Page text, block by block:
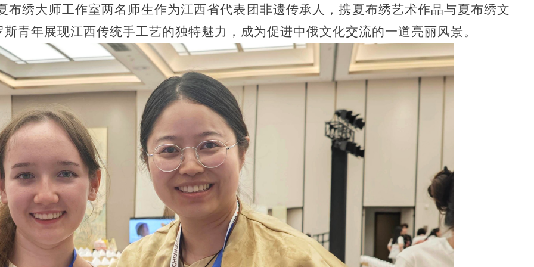
布绣大师工作室两名师生作为江西省代表团非遗传承人，携夏布绣艺术作品与夏布绣文
青年展现江西传统手工艺的独特魅力，成为促进中俄文化交流的一道亮丽风景。